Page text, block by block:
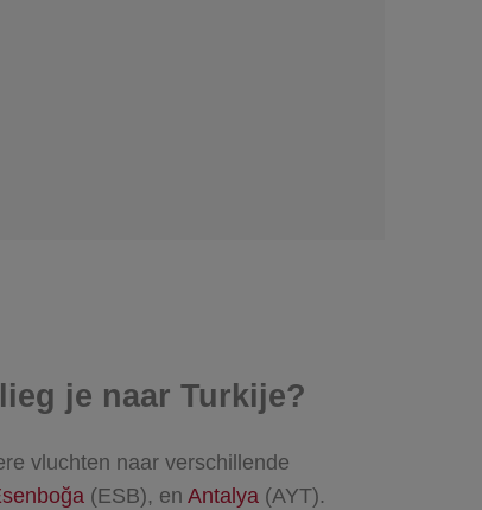
je naar Turkije?
vluchten naar verschillende
(ESB), en Antalya (AYT).